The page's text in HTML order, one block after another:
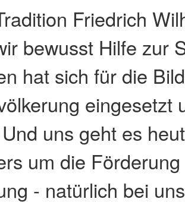
Friedrich
bewusst Hilfe zur
hat sich für die
eingesetzt
uns geht es
um die
- natürlich bei